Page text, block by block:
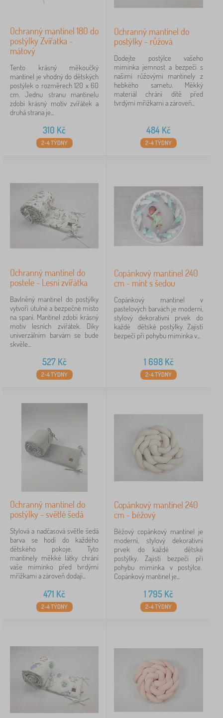
Ochranný mantinel 180 do
postýlky Zvířatka -
mátový
Tento krásný měkoučký
mantinel je vhodný do dětských
postýlek o rozměrech 120 x 60
cm. Jednu stranu mantinelu
zdobí krásný motiv zvířátek a
druhá strana je...
310 Kč
2-4 TÝDNY
Ochranný mantinel do
postýlky - růžová
Dodejte postýlce vašeho
miminka jemnost a bezpečí s
našimi růžovými mantinely z
hebkého sametu. Měkký
materiál chrání dítě před
tvrdými mřížkami a zároveň...
484 Kč
2-4 TÝDNY
Ochranný mantinel do
postele - Lesní zvířátka
Bavlněný mantinel do postýlky
vytvoří útulné a bezpečné místo
na spaní. Mantinel zdobí krásný
motiv lesních zvířátek. Díky
univerzálním barvám se bude
skvěle...
527Kč
2-4 TÝDNY
Copánkový mantinel 240
cm - mint s šedou
Copánkový mantinel v
pastelových barvách je moderní,
stylový dekorativní prvek do
každé dětské postýlky. Zajistí
bezpečí při pohybu miminka v...
1 698Kč
2-4 TÝDNY
Ochranný mantinel do
postýlky - světlé šedá
Stylová a nadčasová světle šedá
barva se hodí do každého
dětského pokoje. Tyto
mantinely měkké látky chrání
vaše miminko před tvrdými
mřížkami a zároveň dodají...
471 Kč
2-4 TÝDNY
Copánkový mantinel 240
cm - béžový
Béžový copánkový mantinel je
moderní, stylový dekorativní
prvek do každé dětské
postýlky. Zajistí bezpečí při
pohybu miminka v postýlce.
Copánkový mantinel je...
1 795 Kč
2-4 TÝDNY